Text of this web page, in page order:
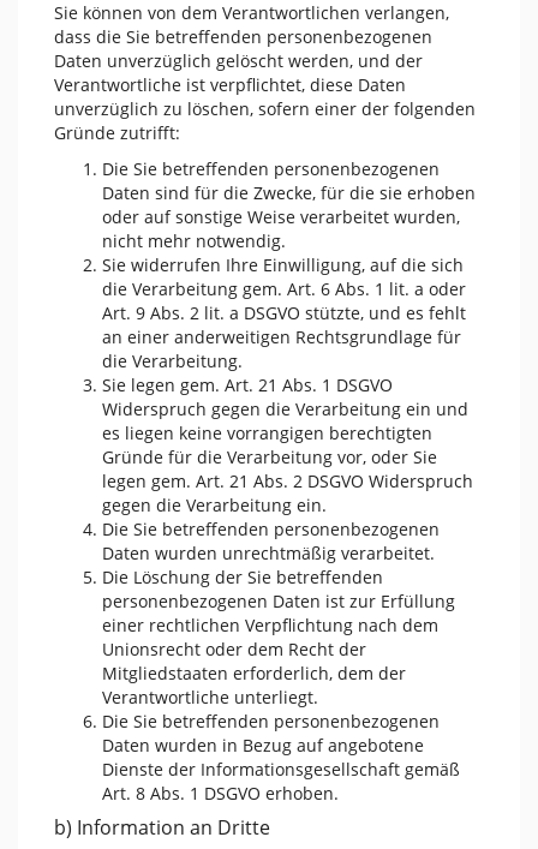
Sie können von dem Verantwortlichen verlangen,
dass die Sie betreffenden personenbezogenen
Daten unverzüglich gelöscht werden, und der
Verantwortliche ist verpflichtet, diese Daten
unverzüglich zu löschen, sofern einer der folgenden
Gründe zutrifft:
Die Sie betreffenden personenbezogenen
Daten sind für die Zwecke, für die sie erhoben
oder auf sonstige Weise verarbeitet wurden,
nicht mehr notwendig.
Sie widerrufen Ihre Einwilligung, auf die sich
die Verarbeitung gem. Art. 6 Abs. 1 lit. a oder
Art. 9 Abs. 2 lit. a DSGVO stützte, und es fehlt
an einer anderweitigen Rechtsgrundlage für
die Verarbeitung.
Sie legen gem. Art. 21 Abs. 1 DSGVO
Widerspruch gegen die Verarbeitung ein und
es liegen keine vorrangigen berechtigten
Gründe für die Verarbeitung vor, oder Sie
legen gem. Art. 21 Abs. 2 DSGVO Widerspruch
gegen die Verarbeitung ein.
Die Sie betreffenden personenbezogenen
Daten wurden unrechtmäßig verarbeitet.
Die Löschung der Sie betreffenden
personenbezogenen Daten ist zur Erfüllung
einer rechtlichen Verpflichtung nach dem
Unionsrecht oder dem Recht der
Mitgliedstaaten erforderlich, dem der
Verantwortliche unterliegt.
Die Sie betreffenden personenbezogenen
Daten wurden in Bezug auf angebotene
Dienste der Informationsgesellschaft gemäß
Art. 8 Abs. 1 DSGVO erhoben.
b) Information an Dritte